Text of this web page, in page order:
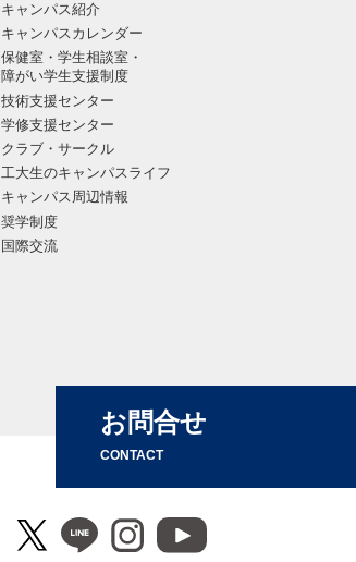
キャンパス紹介
キャンパスカレンダー
保健室・学生相談室・
障がい学生支援制度
技術支援センター
学修支援センター
クラブ・サークル
工大生のキャンパスライフ
キャンパス周辺情報
奨学制度
国際交流
お問合せ
CONTACT